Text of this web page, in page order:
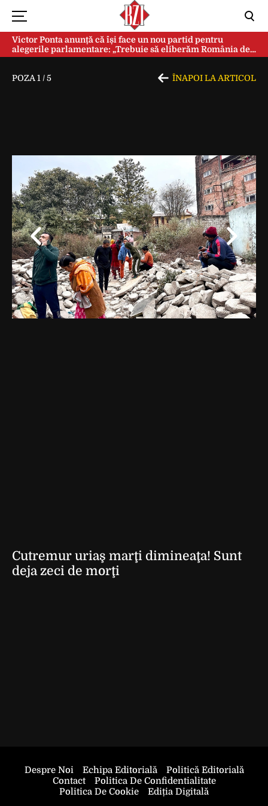
Victor Ponta anunță că își face un nou partid pentru
alegerile parlamentare: „Trebuie să eliberăm România de
această sectă globalistă”
POZA 1 /5 ÎNAPOI LA ARTICOL
Cutremur uriaş marţi dimineaţa! Sunt
deja zeci de morţi
Despre Noi Echipa Editorială
Politică Editorială
Contact
Politica De Confidentialitate
Politica De Cookie
Ediția Digitală